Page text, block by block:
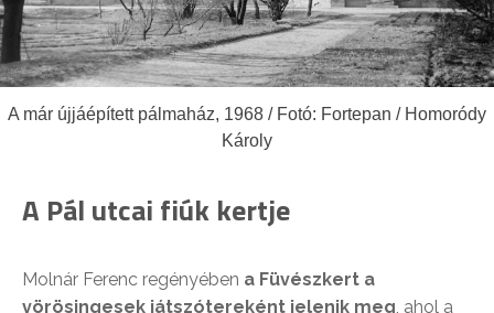
A már újjáépített pálmaház, 1968 / Fotó: Fortepan / Homoródy
Károly
A Pál utcai fiúk kertje
Molnár Ferenc regényében a Füvészkert a
vörösingesek játszótereként jelenik meg , ahol a